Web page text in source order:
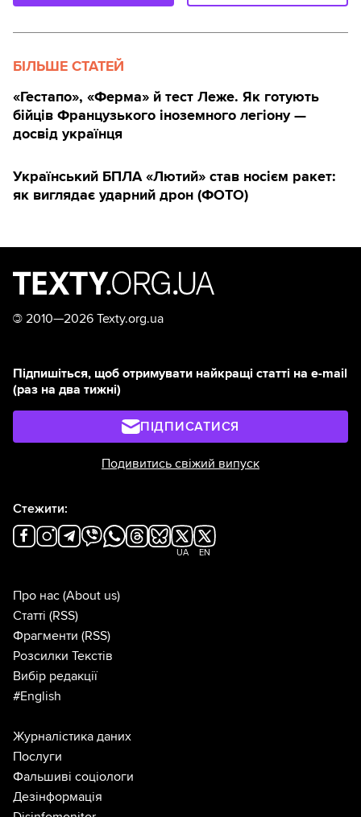
БІЛЬШЕ СТАТЕЙ
«Гестапо», «Ферма» й тест Леже. Як готують
бійців Французького іноземного легіону —
досвід українця
Український БПЛА «Лютий» став носієм ракет:
як виглядає ударний дрон (ФОТО)
© 2010—2026 Texty.org.ua
Підпишіться, щоб отримувати найкращі статті на e-mail
(раз на два тижні)
ПІДПИСАТИСЯ
Подивитись свіжий випуск
Стежити:
UA EN
Про нас (About us)
Статті (RSS)
Фрагменти (RSS)
Розсилки Текстів
Вибір редакції
#English
Журналістика даних
Послуги
Фальшиві соціологи
Дезінформація